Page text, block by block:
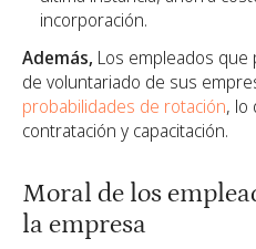
incorporación.
Además, Los empleados
de voluntariado de sus
probabilidades de rotación, lo
contratación y capacitación.
Moral de los
la empresa